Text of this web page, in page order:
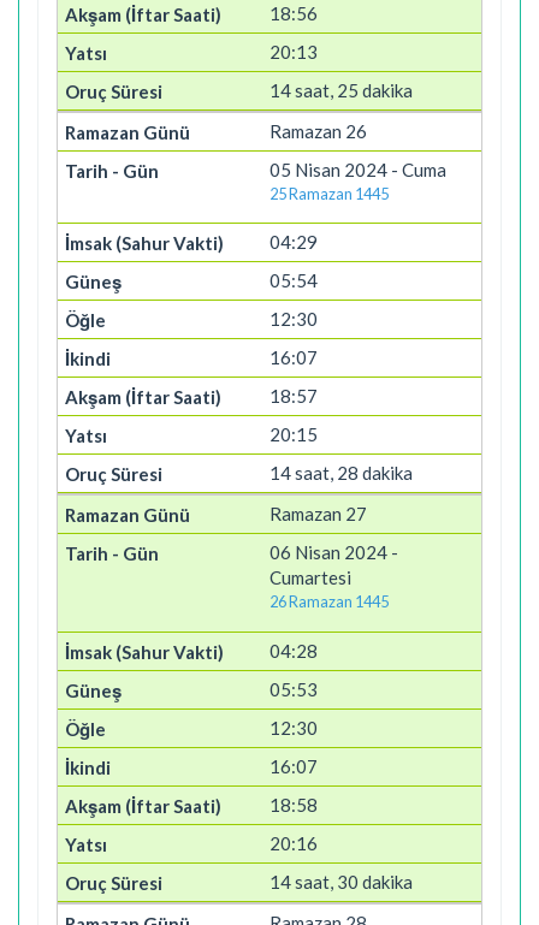
18:56
20:13
14 saat, 25 dakika
Ramazan 26
05 Nisan 2024 - Cuma
25 Ramazan 1445
04:29
05:54
12:30
16:07
18:57
20:15
14 saat, 28 dakika
Ramazan 27
06 Nisan 2024 -
Cumartesi
26 Ramazan 1445
04:28
05:53
12:30
16:07
18:58
20:16
14 saat, 30 dakika